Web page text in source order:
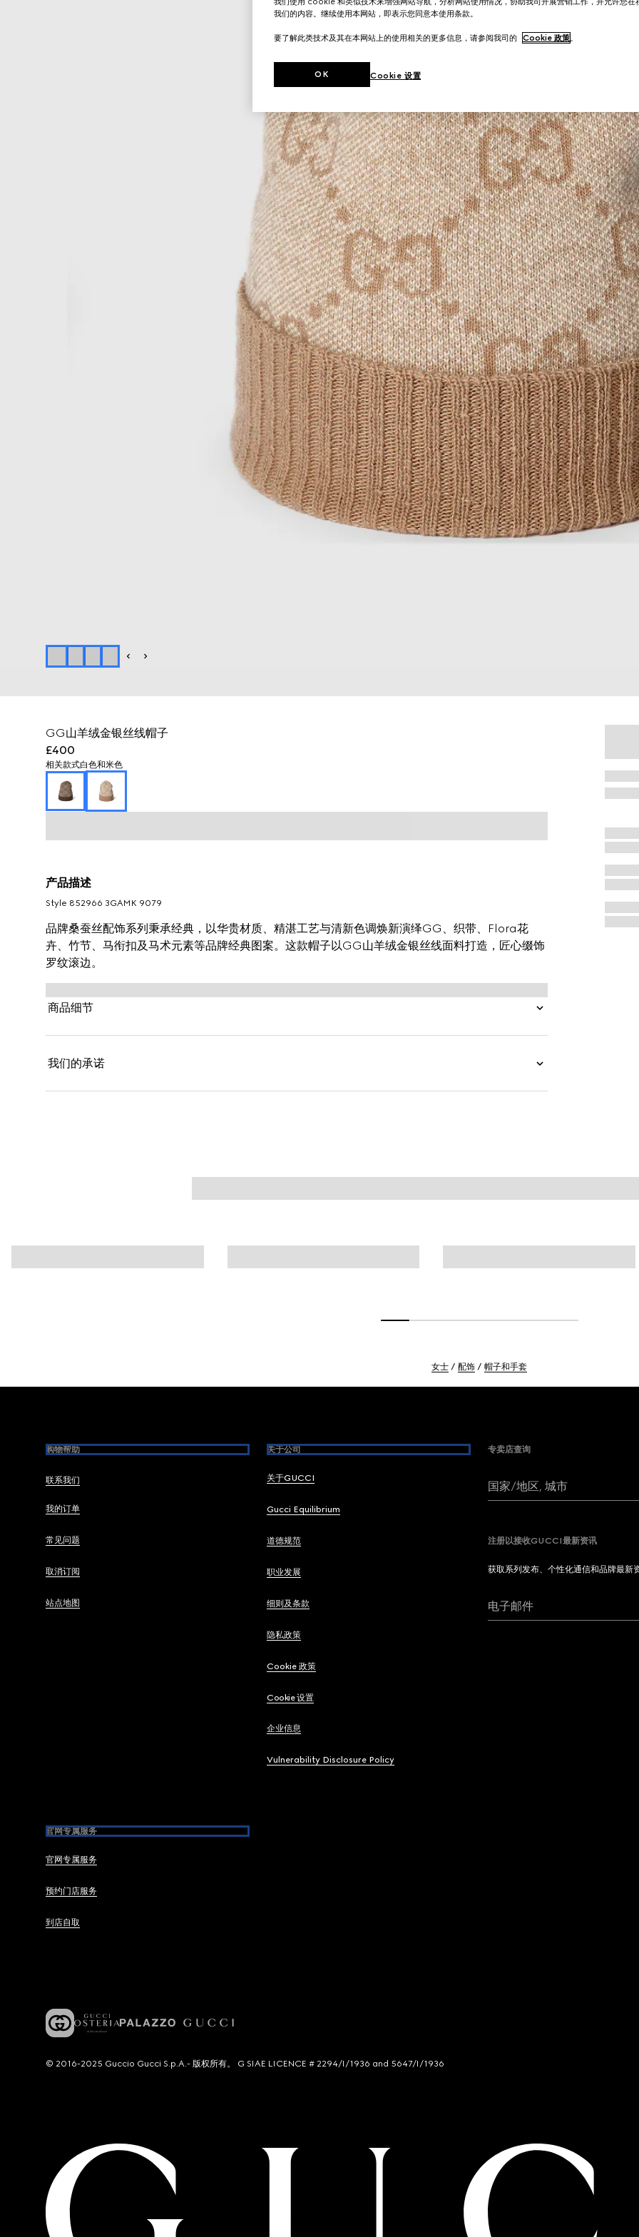
GG山羊绒金银丝线帽子
£400
相关款式白色和米色
产品描述
Style ‎852966 3GAMK 9079
品牌桑蚕丝配饰系列秉承经典，以华贵材质、精湛工艺与清新色调焕新演绎GG、织带、Flora花
卉、竹节、马衔扣及马术元素等品牌经典图案。这款帽子以GG山羊绒金银丝线面料打造，匠心缀饰
罗纹滚边。
商品细节
我们的承诺
女士 配饰 帽子和手套
购物帮助
联系我们
我的订单
常见问题
取消订阅
站点地图
关于公司
关于GUCCI
Gucci Equilibrium
道德规范
职业发展
细则及条款
隐私政策
Cookie 政策
Cookie 设置
企业信息
Vulnerability Disclosure Policy
官网专属服务
官网专属服务
预约门店服务
到店自取
专卖店查询
国家/地区, 城市
注册以接收GUCCI最新资讯
获取系列发布、个性化通信和品牌最新
电子邮件
© 2016-2025 Guccio Gucci S.p.A.- 版权所有。 G SIAE LICENCE # 2294/I/1936 and 5647/I/1936
我们的内容。继续使用本网站，即表示您同意本使用条款。
要了解此类技术及其在本网站上的使用相关的更多信息，请参阅我司的 Cookie 政策。
Cookie 设置
OK